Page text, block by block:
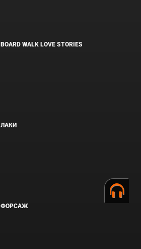
BOARD WALK LOVE STORIES
ЛАКИ
ФОРСАЖ